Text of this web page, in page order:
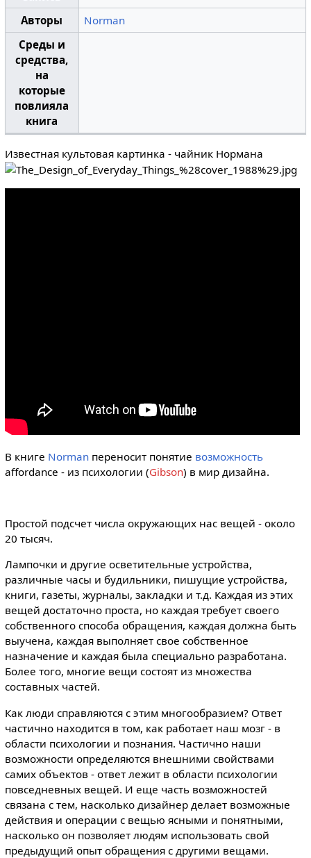
Авторы
Norman
Среды и
средства,
на
которые
повлияла
книга
Известная культовая картинка - чайник Нормана
В книге Normanпереносит понятие возможность
affordance - из психологии (Gibson) в мир дизайна.
Простой подсчет числа окружающих нас вещей - около
20 тысяч.
Лампочки и другие осветительные устройства,
различные часы и будильники, пишущие устройства,
книги, газеты, журналы, закладки и т.д. Каждая из этих
вещей достаточно проста, но каждая требует своего
собственного способа обращения, каждая должна быть
выучена, каждая выполняет свое собственное
назначение и каждая была специально разработана.
Более того, многие вещи состоят из множества
составных частей.
Как люди справляются с этим многообразием? Ответ
частично находится в том, как работает наш мозг - в
области психологии и познания. Частично наши
возможности определяются внешними свойствами
самих объектов - ответ лежит в области психологии
повседневных вещей. И еще часть возможностей
связана с тем, насколько дизайнер делает возможные
действия и операции с вещью ясными и понятными,
насколько он позволяет людям использовать свой
предыдущий опыт обращения с другими вещами.